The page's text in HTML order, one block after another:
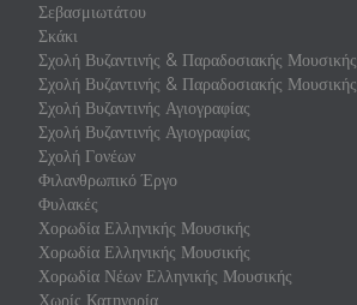
Σεβασμιωτάτου
Σκάκι
Σχολή Βυζαντινής & Παραδοσιακής Μουσικής
Σχολή Βυζαντινής & Παραδοσιακής Μουσικής
Σχολή Βυζαντινής Αγιογραφίας
Σχολή Βυζαντινής Αγιογραφίας
Σχολή Γονέων
Φιλανθρωπικό Έργο
Φυλακές
Χορωδία Ελληνικής Μουσικής
Χορωδία Ελληνικής Μουσικής
Χορωδία Νέων Ελληνικής Μουσικής
Χωρίς Κατηγορία